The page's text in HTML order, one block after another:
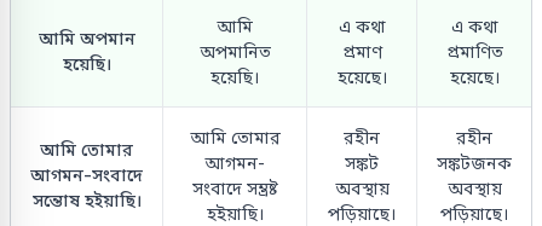
আমি অপমান
হয়েছি।
আমি
অপমানিত
হয়েছি।
এ কথা
প্রমাণ
হয়েছে।
এ কথা
প্রমাণিত
হয়েছে।
আমি তোমার
আগমন-সংবাদে
সন্তোষ হইয়াছি।
আমি তোমার
আগমন-
সংবাদে সম্ভ্রষ্ট
হইয়াছি।
রহীন
সঙ্কট
অবস্থায়
পড়িয়াছে।
রহীন
সঙ্কটজনক
অবস্থায়
পড়িয়াছে।